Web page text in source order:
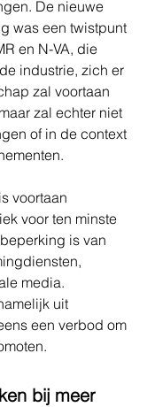
De nieuwe
was een twistpunt
en N-VA, die
industrie, zich er
zal voortaan
zal echter niet
of in de context
voortaan
voor ten minste
is van
media.
uit
een verbod om
bij meer